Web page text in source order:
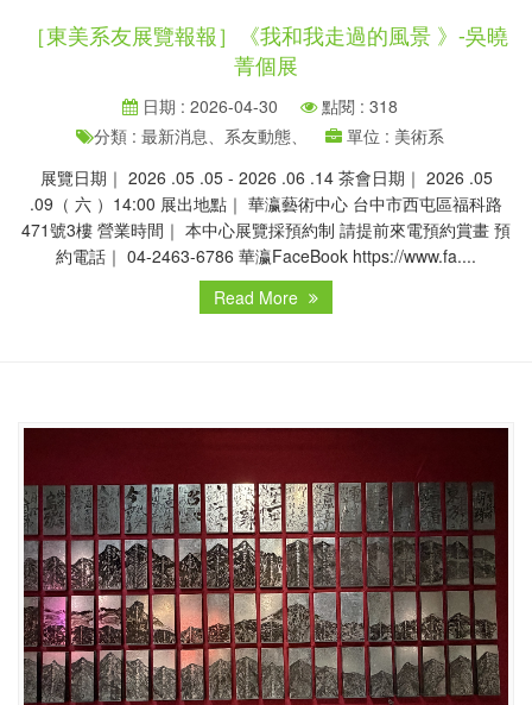
［東美系友展覽報報］《我和我走過的風景 》-吳曉
菁個展
日期 : 2026-04-30
點閱 : 318
分類 : 最新消息、系友動態、
單位 : 美術系
展覽日期｜ 2026 .05 .05 - 2026 .06 .14 茶會日期｜ 2026 .05
.09（ 六 ）14:00 展出地點｜ 華瀛藝術中心 台中市西屯區福科路
471號3樓 營業時間｜ 本中心展覽採預約制 請提前來電預約賞畫 預
約電話｜ 04-2463-6786 華瀛FaceBook https://www.fa....
Read More